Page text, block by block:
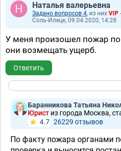
Наталья валерьевна
Задано вопросов 4, из них VIP
Соль-Илецк, 09.04.2020, 14:28
У меня произошел пожар по
они возмещать ущерб.
Ответить
Баранникова Татьяна
Юрист из города Москва,
4.7 26229 отзывов
По факту пожара органами